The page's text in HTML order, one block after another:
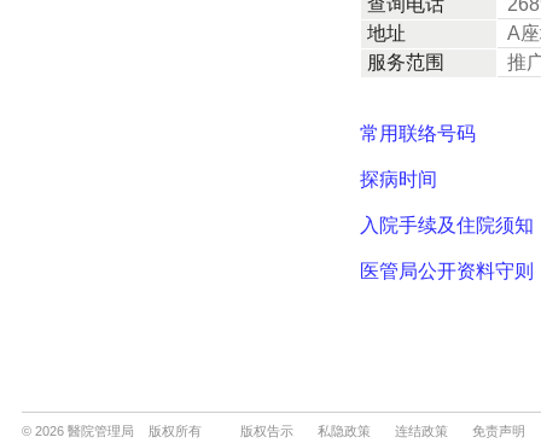
© 2026 醫院管理局 版权所有 版权告示 私隐政策 连结政策
免责声明